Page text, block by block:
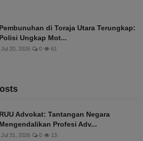
Pembunuhan di Toraja Utara Terungkap:
Polisi Ungkap Mot...
Jul 20, 2026 0 61
RUU Advokat: Tantangan Negara
Mengendalikan Profesi Adv...
Jul 31, 2026 0 13